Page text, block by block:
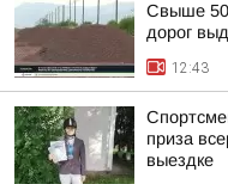
Свыше 50
дорог
12:43
приза
выездке